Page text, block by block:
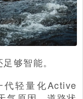
够智能。
代轻量化Active